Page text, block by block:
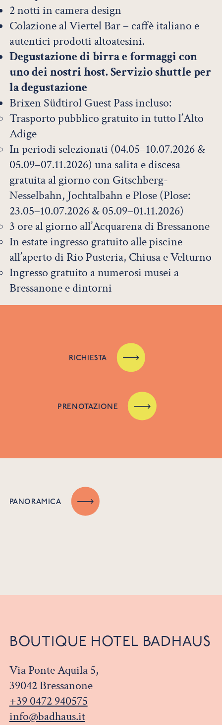
2 notti in camera design
Colazione al Viertel Bar – caffè italiano e
autentici prodotti altoatesini.
Degustazione di birra e formaggi con
uno dei nostri host. Servizio shuttle per
la degustazione
Brixen Südtirol Guest Pass incluso:
Trasporto pubblico gratuito in tutto l’Alto
Adige
In periodi selezionati (04.05–10.07.2026 &
05.09–07.11.2026) una salita e discesa
gratuita al giorno con Gitschberg-
Nesselbahn, Jochtalbahn e Plose (Plose:
23.05–10.07.2026 & 05.09–01.11.2026)
3 ore al giorno all’Acquarena di Bressanone
In estate ingresso gratuito alle piscine
all’aperto di Rio Pusteria, Chiusa e Velturno
Ingresso gratuito a numerosi musei a
Bressanone e dintorni
RICHIESTA
PRENOTAZIONE
PANORAMICA
BOUTIQUE HOTEL BADHAUS
Via Ponte Aquila 5,
39042 Bressanone
+39 0472 940575
info@badhaus.it